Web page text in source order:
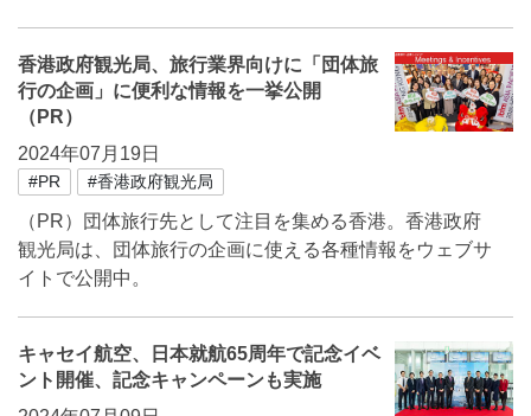
香港政府観光局、旅行業界向けに「団体旅
行の企画」に便利な情報を一挙公開
（PR）
2024年07月19日
#PR #香港政府観光局
（PR）団体旅行先として注目を集める香港。香港政府
観光局は、団体旅行の企画に使える各種情報をウェブサ
イトで公開中。
キャセイ航空、日本就航65周年で記念イベ
ント開催、記念キャンペーンも実施